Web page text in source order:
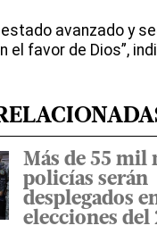
estado avanzado y
el favor de Dios”,
Más de 55
policías serán
desplegados
elecciones del